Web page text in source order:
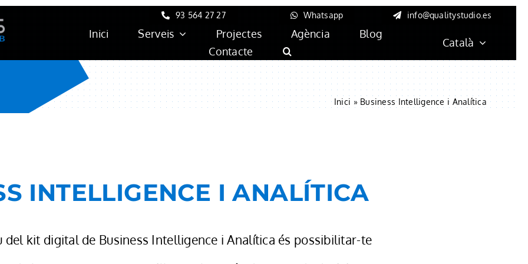
93 564 27 27 Whatsapp info@qualitystudio.es
Inici Serveis Projectes Agència
Blog
Contacte
Català
Inici » Business Intelligence i Analítica
INTELLIGENCE I ANALÍTICA
del kit digital de Business Intelligence i Analítica és possibilitar-te